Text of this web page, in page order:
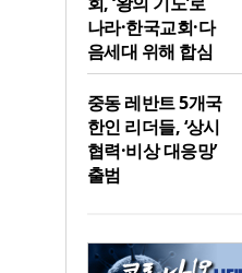
나라·한국교회·다
음세대 위해 합심
중동 레반트 5개국
한인 리더들, ‘상시
협력·비상 대응망’
출범